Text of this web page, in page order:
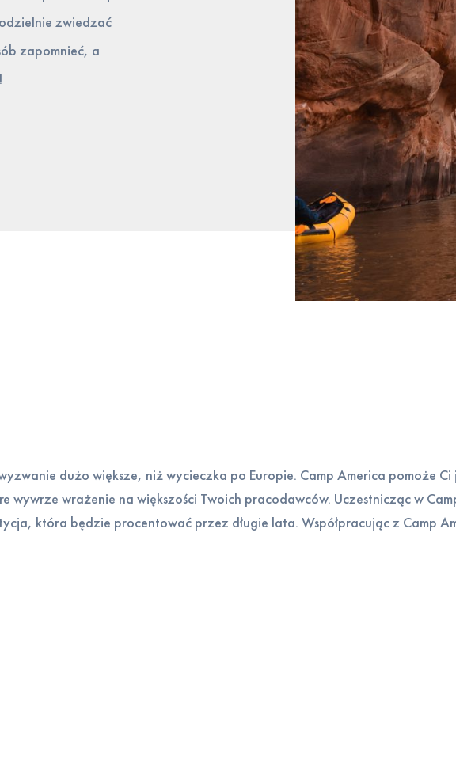
zwiedzać
zapomnieć, a
dużo większe, niż wycieczka po Europie. Camp America pomoże
wywrze wrażenie na większości Twoich pracodawców. Uczestnicząc w
która będzie procentować przez długie lata. Współpracując z Camp